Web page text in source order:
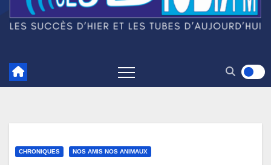
CHRONIQUES NOS AMIS NOS ANIMAUX